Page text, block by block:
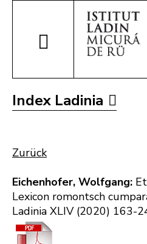
Index Ladinia
Zurück
Eichenhofer, Wolfgang:
Lexicon romontsch
Ladinia XLIV (2020) 163-